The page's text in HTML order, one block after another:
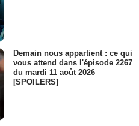
Demain nous appartient : ce qui
vous attend dans l'épisode 2267
du mardi 11 août 2026
[SPOILERS]